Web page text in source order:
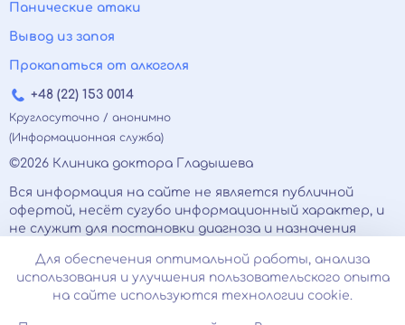
Панические атаки
Вывод из запоя
Прокапаться от алкоголя
+48 (22) 153 0014
Круглосуточно / анонимно
(Информационная служба)
©2026 Клиника доктора Гладышева
Вся информация на сайте не является публичной
офертой, несёт сугубо информационный характер, и
не служит для постановки диагноза и назначения
Есть противопоказания, необходимо
проконсультироваться с врачом. Консультационные
услуги, оказываемые по телефону, мессенджерам и в
соцсетях носят исключительно информационный
Для обеспечения оптимальной работы, анализа
использования и улучшения пользовательского опыта
на сайте используются технологии cookie.